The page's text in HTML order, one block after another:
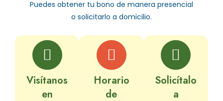
Puedes obtener tu bono de manera presencial
o solicitarlo a domicilio.
Visítanos
en
Horario
de
Solicítalo
a